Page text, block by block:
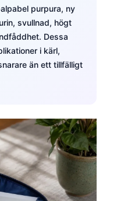
purpura, ny
svullnad, högt
Dessa
i kärl,
än ett tillfälligt